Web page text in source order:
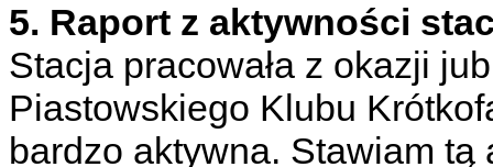
5. Raport z aktywności
Stacja pracowała z okazji
Piastowskiego Klubu
bardzo aktywna. Stawiam